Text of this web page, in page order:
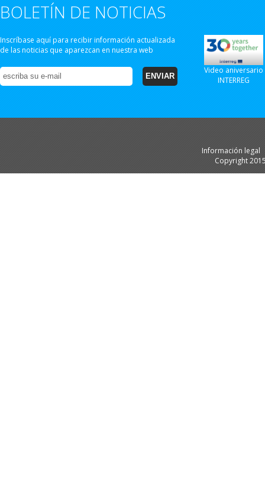
BOLETÍN DE NOTICIAS
Inscríbase aquí para recibir información actualizada
de las noticias que aparezcan en nuestra web
Video aniversario
INTERREG
Información legal
Copyright